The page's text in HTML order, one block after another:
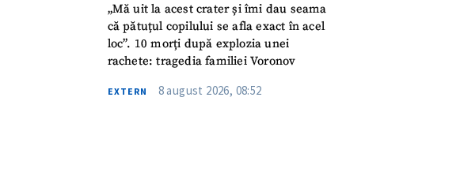
„Mă uit la acest crater și îmi dau seama
că pătuțul copilului se afla exact în acel
loc”. 10 morți după explozia unei
rachete: tragedia familiei Voronov
EXTERN 8 august 2026, 08:52